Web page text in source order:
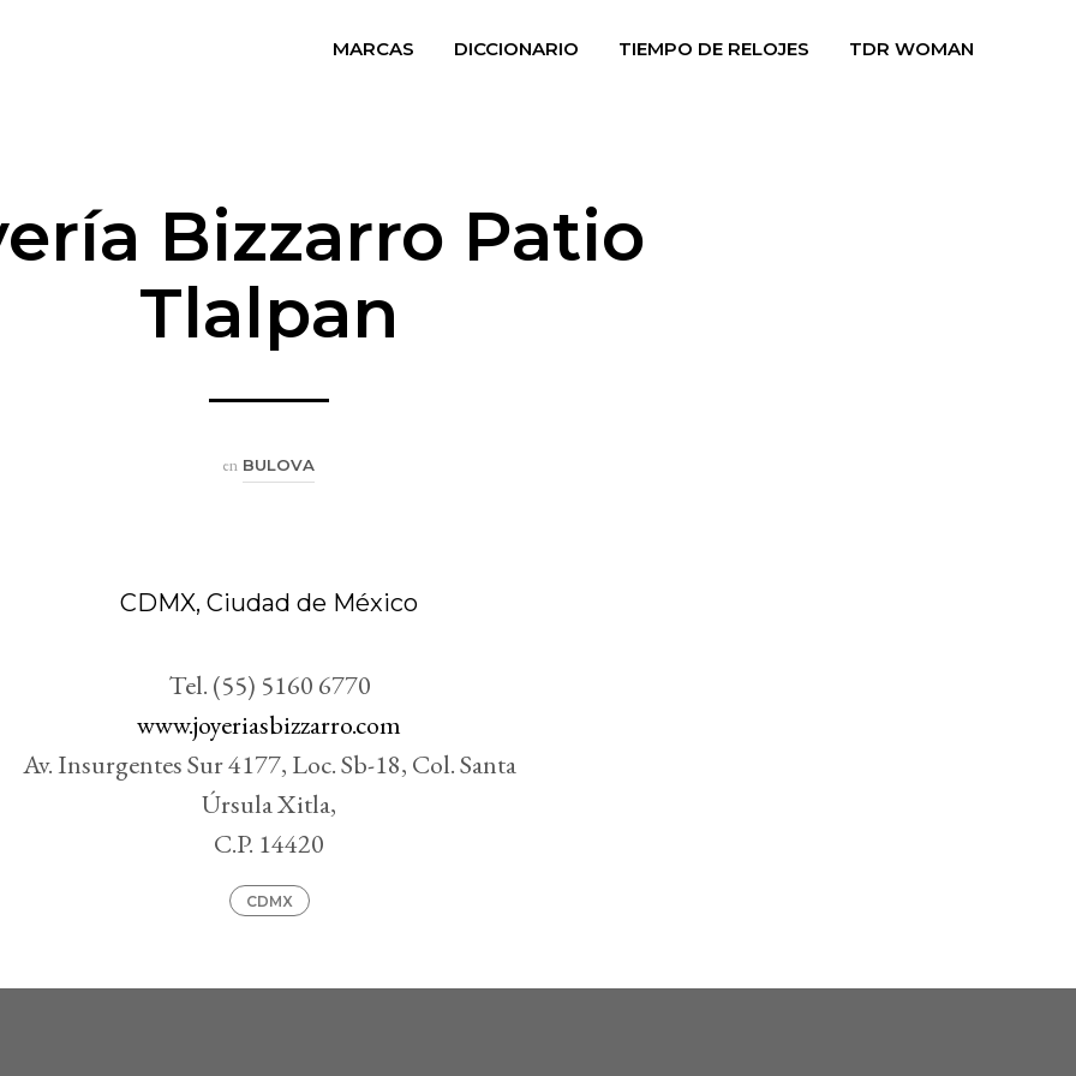
MARCAS DICCIONARIO TIEMPO DE RELOJES TDR WOMAN
Bizzarro Patio
Tlalpan
en BULOVA
CDMX, Ciudad de México
Tel. (55) 5160 6770
www.joyeriasbizzarro.com
Av. Insurgentes Sur 4177, Loc. Sb-18, Col. Santa
Úrsula Xitla,
C.P. 14420
CDMX